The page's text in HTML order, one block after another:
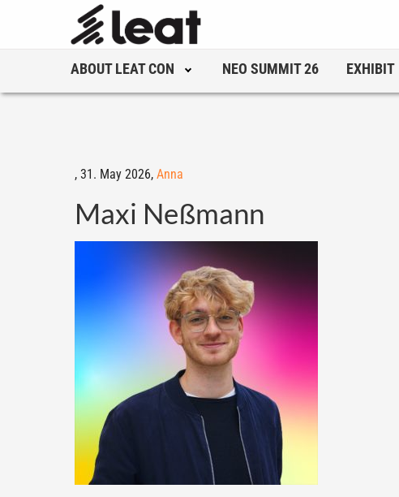
ABOUT LEAT CON NEO SUMMIT 26 EXHIBIT
, 31. May 2026, Anna
Maxi Neßmann